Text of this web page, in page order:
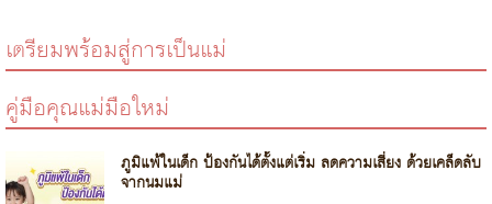
เตรียมพร้อมสู่การเป็นแม่
คู่มือคุณแม่มือใหม่
ภูมิแพ้ในเด็ก ป้องกันได้ตั้งแต่เริ่ม ลดความเสี่ยง ด้วยเคล็ดลับ
จากนมแม่